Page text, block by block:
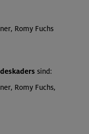
Romy Fuchs
sind:
Romy Fuchs,